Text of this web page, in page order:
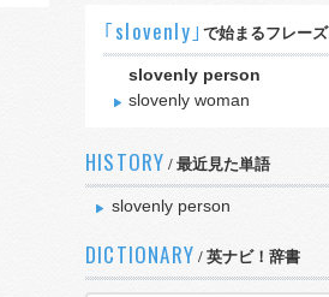
｢slovenly｣ で始まるフレーズ
slovenly person
slovenly woman
HISTORY / 最近見た単語
slovenly person
DICTIONARY / 英ナビ！辞書